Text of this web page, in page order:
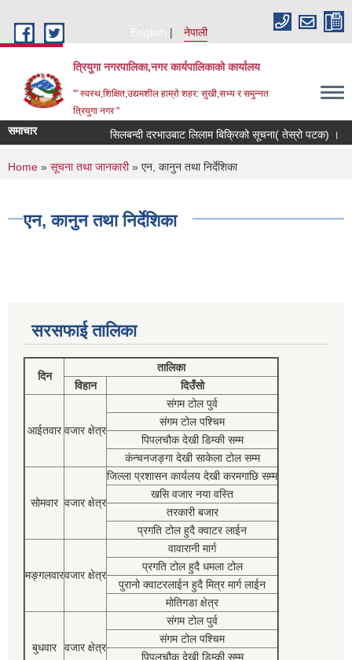
English
नेपाली
त्रियुगा नगरपालिका,नगर कार्यपालिकाको कार्यालय
'" स्वस्थ,शिक्षित,उद्यमशील हाम्रो शहर: सुखी,सभ्य र समुन्नत
त्रियुगा नगर "
समाचार सिलबन्दी दरभाउबाट लिलाम बिक्रिको सूचना( तेस्रो पटक) ।
You are here
Home » सूचना तथा जानकारी» एन, कानुन तथा निर्देशिका
एन, कानुन तथा निर्देशिका
सरसफाई तालिका
दिन
तालिका
विहान
दिउँसो
आईतवार वजार क्षेत्र
संगम टोल पुर्व
संगम टोल पश्चिम
पिपलचौक देखी डिम्की सम्म
कंन्चनजङ्गा देखी साकेला टोल सम्म
सोमवार वजार क्षेत्र
जिल्ला प्रशासन कार्यलय देखी करमगाछि सम्म
खसि वजार नया वस्ति
तरकारी बजार
प्रगति टोल हुदै क्वाटर लाईन
मङ्गलवारवजार क्षेत्र
वावारानी मार्ग
प्रगति टोल हुदै धमला टोल
पुरानो क्वाटरलाईन हुदै मित्र मार्ग लाईन
मोतिगडा क्षेत्र
बुधवार वजार क्षेत्र
संगम टोल पुर्व
संगम टोल पश्चिम
पिपलचौक देखी डिम्की सम्म